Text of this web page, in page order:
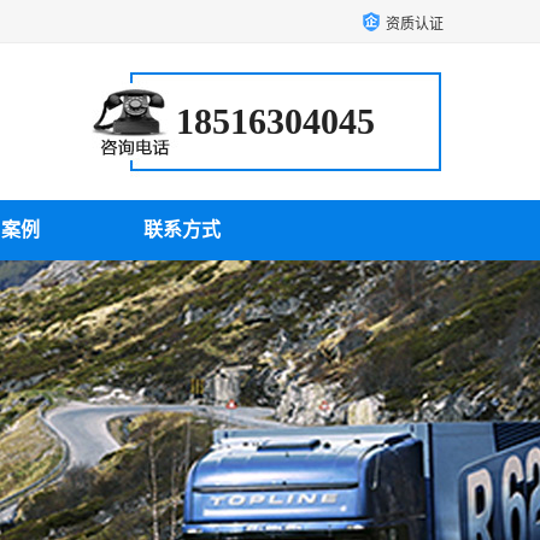
资质认证
18516304045
例 联系方式